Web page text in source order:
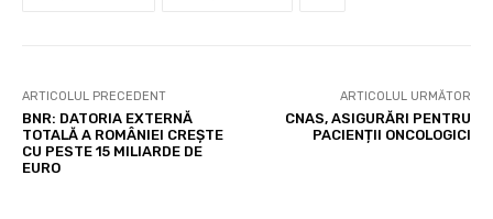
ARTICOLUL PRECEDENT
BNR: DATORIA EXTERNĂ
TOTALĂ A ROMÂNIEI CREȘTE
CU PESTE 15 MILIARDE DE
EURO
ARTICOLUL URMĂTOR
CNAS, ASIGURĂRI PENTRU
PACIENȚII ONCOLOGICI